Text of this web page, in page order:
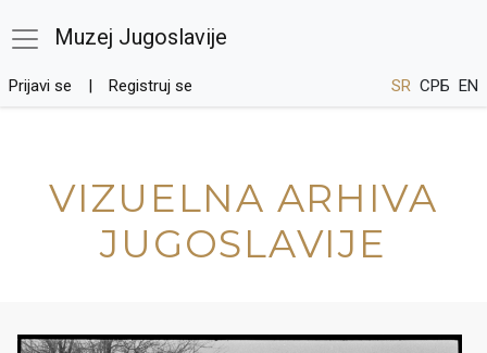
Muzej Jugoslavije
Prijavi se Registruj se SR СРБ EN
VIZUELNA ARHIVA
JUGOSLAVIJE